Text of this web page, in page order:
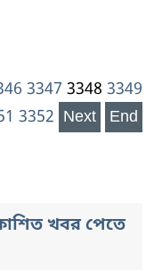
3347 3348 3349
3352 Next End
খবর পেতে